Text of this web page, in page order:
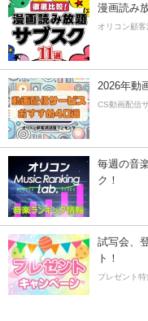
漫画読み
オリコン顧
2026年動
CS動画配信
毎週の音
ク！
試写会、
ト！
プレゼント特